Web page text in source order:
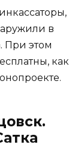
в
При этом
как